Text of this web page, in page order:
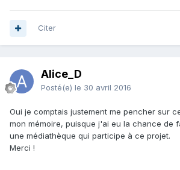
Citer
Alice_D
Posté(e) le 30 avril 2016
Oui je comptais justement me pencher sur
mon mémoire, puisque j'ai eu la chance de
une médiathèque qui participe à ce projet.
Merci !